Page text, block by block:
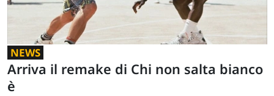
NEWS
Arriva il remake di Chi non salta bianco
è